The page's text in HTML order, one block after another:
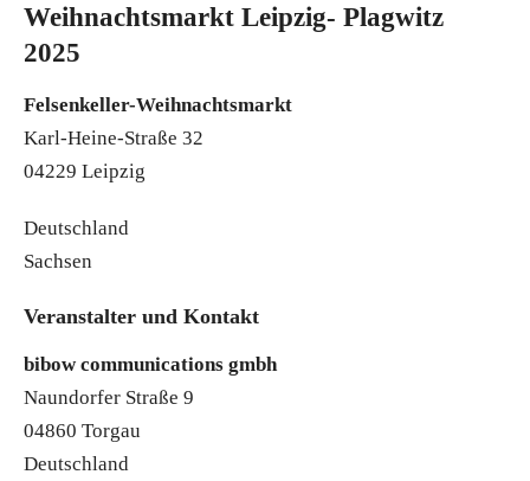
Weihnachtsmarkt Leipzig- Plagwitz
2025
Felsenkeller-Weihnachtsmarkt
Karl-Heine-Straße 32
04229 Leipzig
Deutschland
Sachsen
Veranstalter und Kontakt
bibow communications gmbh
Naundorfer Straße 9
04860 Torgau
Deutschland